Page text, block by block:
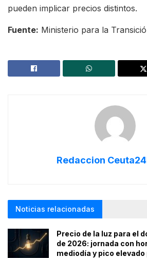
pueden implicar precios distintos.
Fuente: Ministerio para la
Redaccion
Noticias relacionadas
Precio de la luz para el
de 2026: jornada con
mediodía y pico elevado